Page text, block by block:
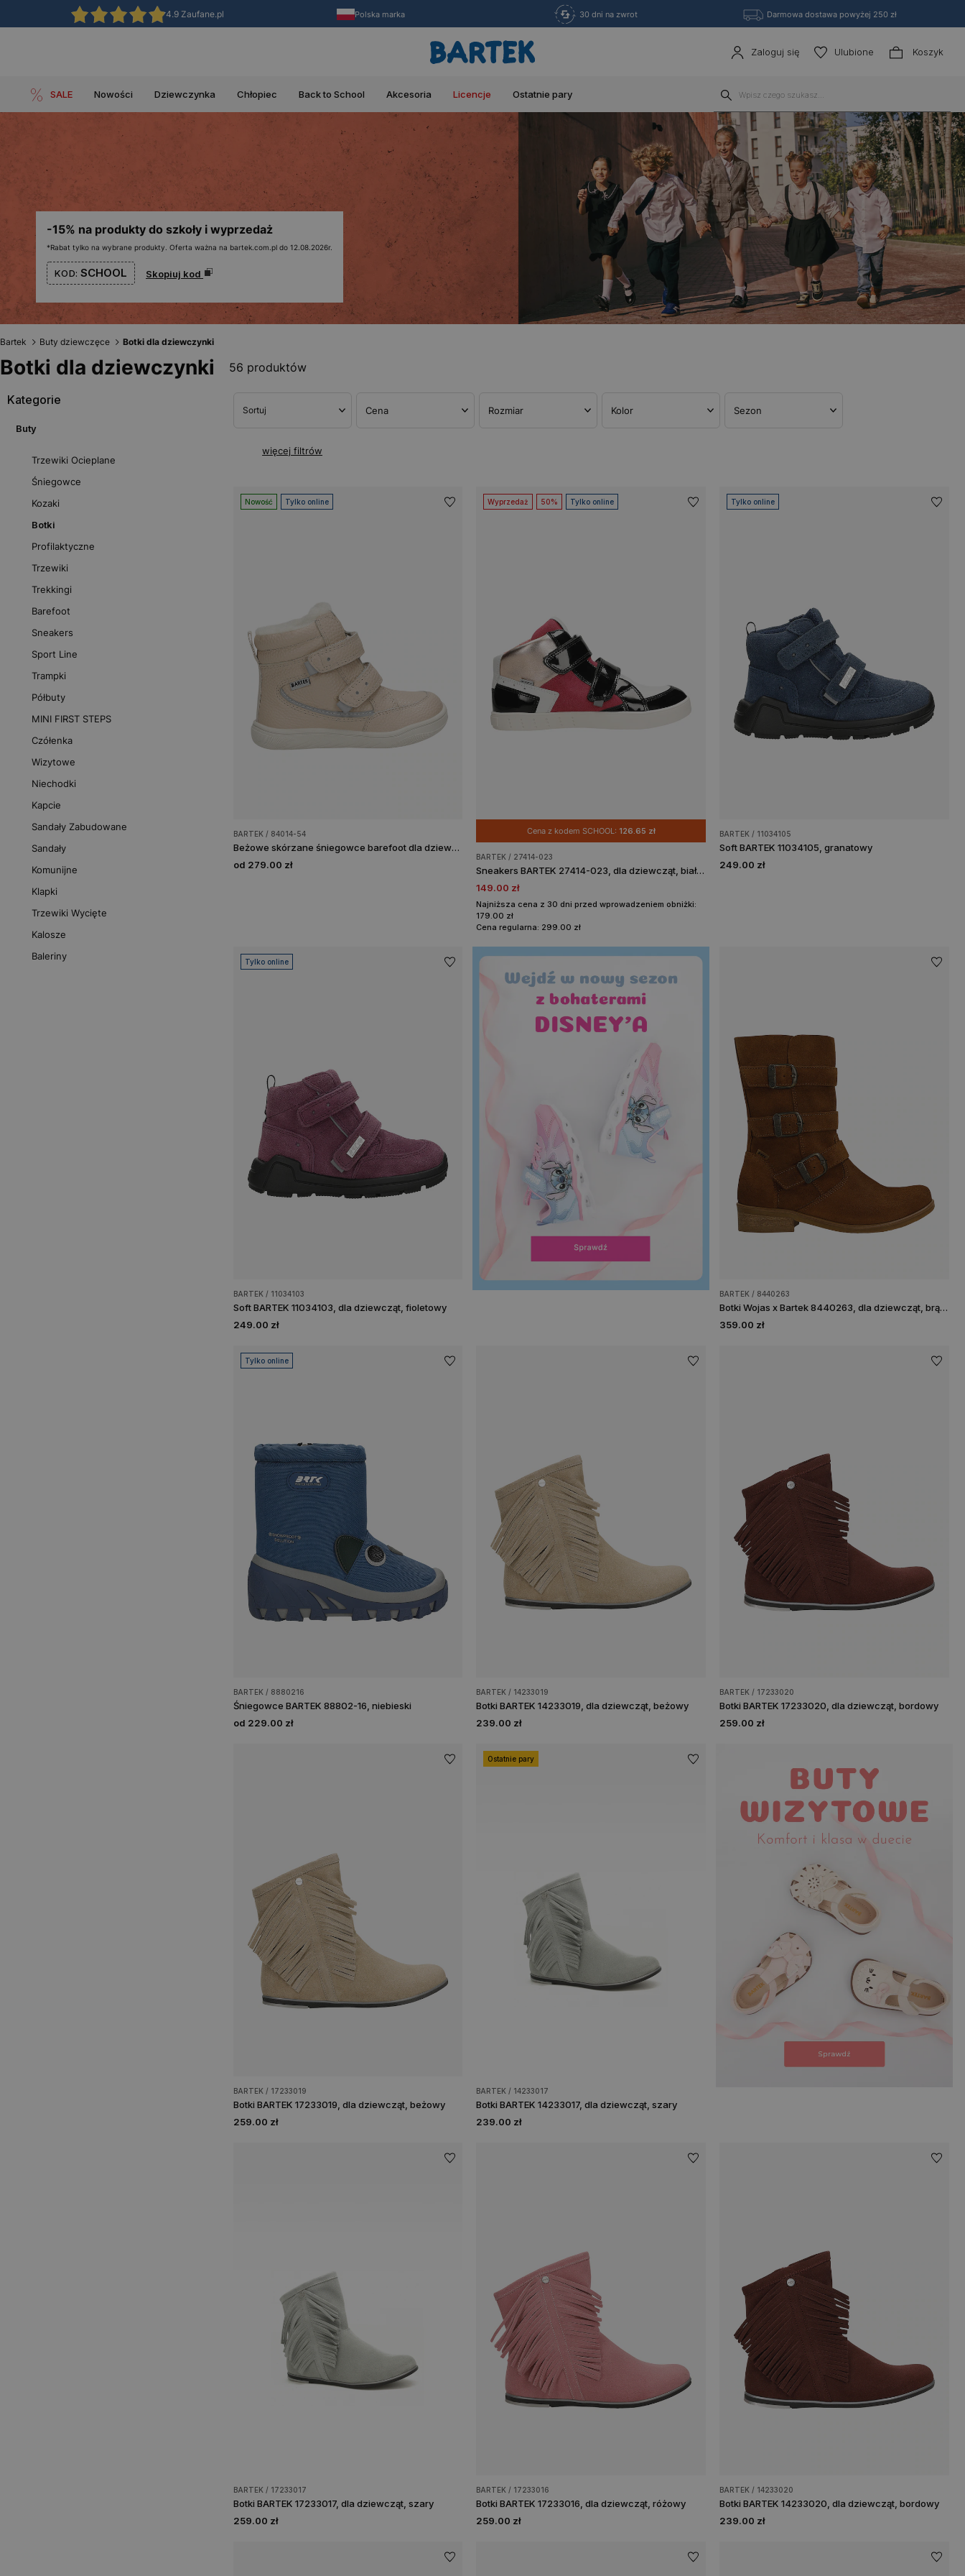
4.9 Zaufane.pl Polska marka 30 dni na zwrot Darmowa dostawa powyżej 250 zł
Zaloguj się Ulubione Koszyk
SALE Nowości Dziewczynka Chłopiec Back to School Akcesoria Licencje Ostatnie pary
-15% na produkty do szkoły i wyprzedaż
*Rabat tylko na wybrane produkty. Oferta ważna na bartek.com.pl do 12.08.2026r.
KOD: SCHOOL Skopiuj kod
Bartek Buty dziewczęce Botki dla dziewczynki
Botki dla dziewczynki 56 produktów
Kategorie
Buty
Trzewiki Ocieplane
Śniegowce
Kozaki
Botki
Profilaktyczne
Trzewiki
Trekkingi
Barefoot
Sneakers
Sport Line
Trampki
Półbuty
MINI FIRST STEPS
Czółenka
Wizytowe
Niechodki
Kapcie
Sandały Zabudowane
Sandały
Komunijne
Klapki
Trzewiki Wycięte
Kalosze
Baleriny
Sortuj Cena Rozmiar Kolor Sezon
więcej filtrów
Nowość Tylko online
BARTEK / 84014-54
Beżowe skórzane śniegowce barefoot dla dziewcząt BARTEK 84014-54
od 279.00 zł
Wyprzedaż 50% Tylko online
Cena z kodem SCHOOL: 126.65 zł
BARTEK / 27414-023
Sneakers BARTEK 27414-023, dla dziewcząt, biało-czarny
149.00 zł
Najniższa cena z 30 dni przed wprowadzeniem obniżki:
179.00 zł
Cena regularna: 299.00 zł
Tylko online
BARTEK / 11034105
Soft BARTEK 11034105, granatowy
249.00 zł
Tylko online
BARTEK / 11034103
Soft BARTEK 11034103, dla dziewcząt, fioletowy
249.00 zł
BARTEK / 8440263
Botki Wojas x Bartek 8440263, dla dziewcząt, brązowy
359.00 zł
Tylko online
BARTEK / 8880216
Śniegowce BARTEK 88802-16, niebieski
od 229.00 zł
BARTEK / 14233019
Botki BARTEK 14233019, dla dziewcząt, beżowy
239.00 zł
BARTEK / 17233020
Botki BARTEK 17233020, dla dziewcząt, bordowy
259.00 zł
BARTEK / 17233019
Botki BARTEK 17233019, dla dziewcząt, beżowy
259.00 zł
Ostatnie pary
BARTEK / 14233017
Botki BARTEK 14233017, dla dziewcząt, szary
239.00 zł
BARTEK / 17233017
Botki BARTEK 17233017, dla dziewcząt, szary
259.00 zł
BARTEK / 17233016
Botki BARTEK 17233016, dla dziewcząt, różowy
259.00 zł
BARTEK / 14233020
Botki BARTEK 14233020, dla dziewcząt, bordowy
239.00 zł